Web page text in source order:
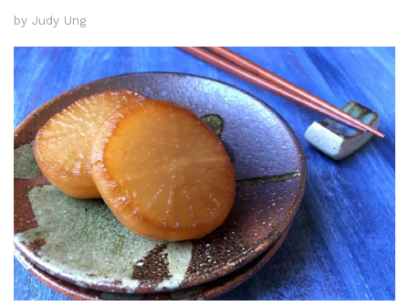
by Judy Ung